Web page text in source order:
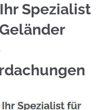
Spezialist